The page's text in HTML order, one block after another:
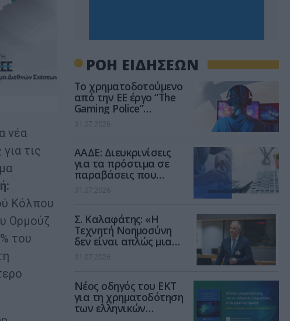
νέα
τις
Κόλπου
Ορμούζ
του
ΡΟΗ ΕΙΔΗΣΕΩΝ
Το χρηματοδοτούμενο
από την ΕΕ έργο “The
Gaming Police”
ενισχύει την ασφάλεια
των παιδιών στο
31.07.2026
ΑΑΔΕ: Διευκρινίσεις
για τα πρόστιμα σε
παραβάσεις που
αφορούν τους ΦΗΜ
31.07.2026
Σ. Καλαφάτης: «Η
Τεχνητή Νοημοσύνη
δεν είναι απλώς μια
νέα τεχνολογία, είναι
μια νέα βιομηχανική
31.07.2026
Νέος οδηγός του ΕΚΤ
για τη χρηματοδότηση
των ελληνικών